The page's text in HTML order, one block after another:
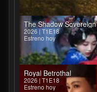
The Shadow Sovereign
2026 | T1E18
Estreno hoy
Royal Betrothal
2026 | T1E18
Estreno hoy